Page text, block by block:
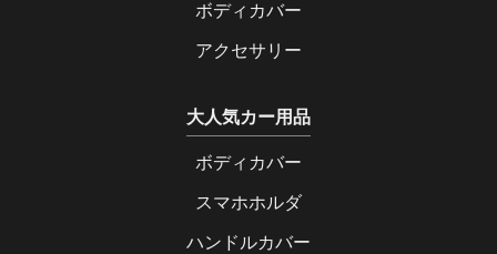
ボディカバー
アクセサリー
大人気カー用品
ボディカバー
スマホホルダ
ハンドルカバー